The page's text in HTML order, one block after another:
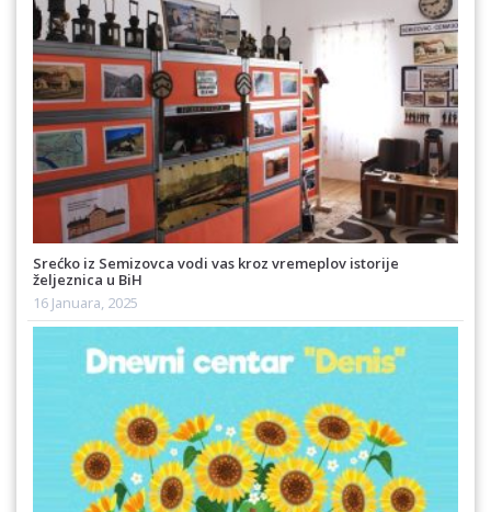
Srećko iz Semizovca vodi vas kroz vremeplov istorije
željeznica u BiH
16 Januara, 2025